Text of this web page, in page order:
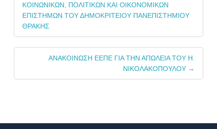
ΚΟΙΝΩΝΙΚΩΝ, ΠΟΛΙΤΙΚΩΝ ΚΑΙ ΟΙΚΟΝΟΜΙΚΩΝ
ΕΠΙΣΤΗΜΩΝ ΤΟΥ ΔΗΜΟΚΡΙΤΕΙΟΥ ΠΑΝΕΠΙΣΤΗΜΙΟΥ
ΘΡΑΚΗΣ
ΑΝΑΚΟΙΝΩΣΗ ΕΕΠΕ ΓΙΑ ΤΗΝ ΑΠΩΛΕΙΑ ΤΟΥ Η.
ΝΙΚΟΛΑΚΟΠΟΥΛΟΥ →